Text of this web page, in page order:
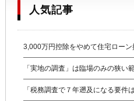
人気記事
3,000万円控除をやめて住宅ロー
「実地の調査」は臨場のみの狭い
「税務調査で７年遡及になる要件は